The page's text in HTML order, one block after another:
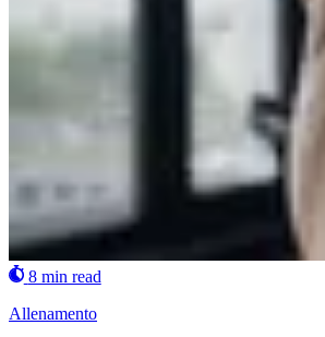
8 min read
Allenamento